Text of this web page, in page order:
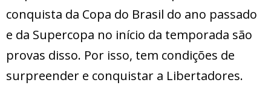
conquista da Copa do Brasil do ano passado
e da Supercopa no início da temporada são
provas disso. Por isso, tem condições de
surpreender e conquistar a Libertadores.